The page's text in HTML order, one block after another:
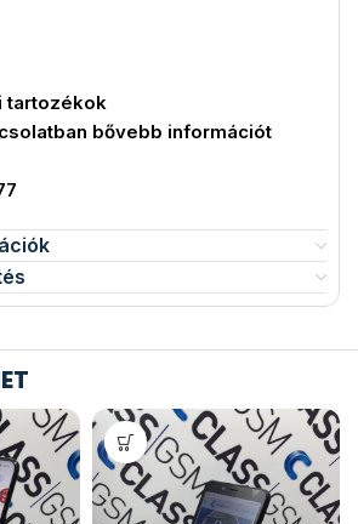
tartozékok
bővebb információt